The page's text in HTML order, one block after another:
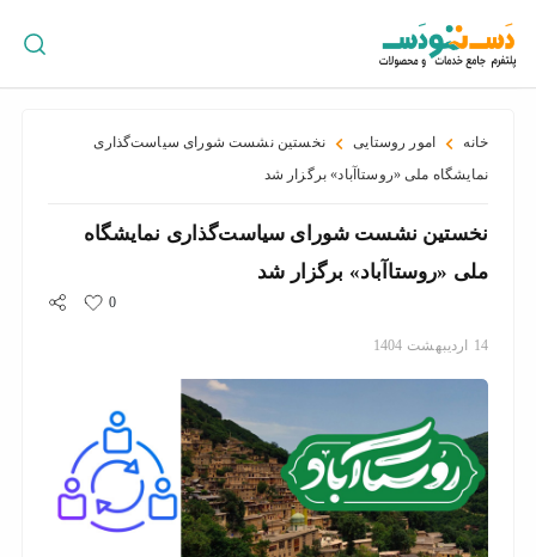
خانه امور روستایی
نخستین نشست شورای سیاست‌گذاری
نمایشگاه ملی «روستا‌آباد» برگزار شد
نخستین نشست شورای سیاست‌گذاری نمایشگاه
ملی «روستا‌آباد» برگزار شد
0
14 اردیبهشت 1404
ورود
پراکندگی
جغرافیایی
سازمان